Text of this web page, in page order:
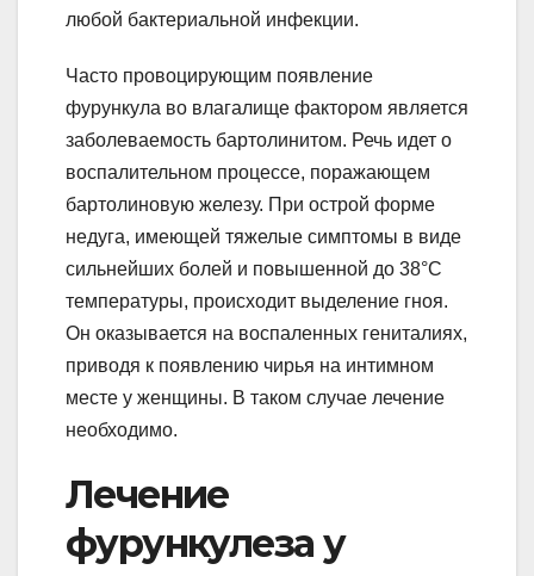
любой бактериальной инфекции.
Часто провоцирующим появление
фурункула во влагалище фактором является
заболеваемость бартолинитом. Речь идет о
воспалительном процессе, поражающем
бартолиновую железу. При острой форме
недуга, имеющей тяжелые симптомы в виде
сильнейших болей и повышенной до 38°С
температуры, происходит выделение гноя.
Он оказывается на воспаленных гениталиях,
приводя к появлению чирья на интимном
месте у женщины. В таком случае лечение
необходимо.
Лечение
фурункулеза у